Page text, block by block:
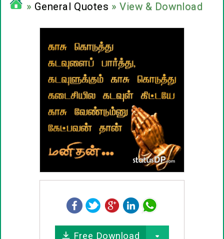
பழமொழிகள்
ஊக்கம் / உத்வேக பொன்மொழிகள்
காதல் பொன்மொழிகள்
மகிழ்ச்சி பொன்மொழிகள்
பொதுவான பொன்மொழிகள்
» General Quotes » View & Download
Free Download